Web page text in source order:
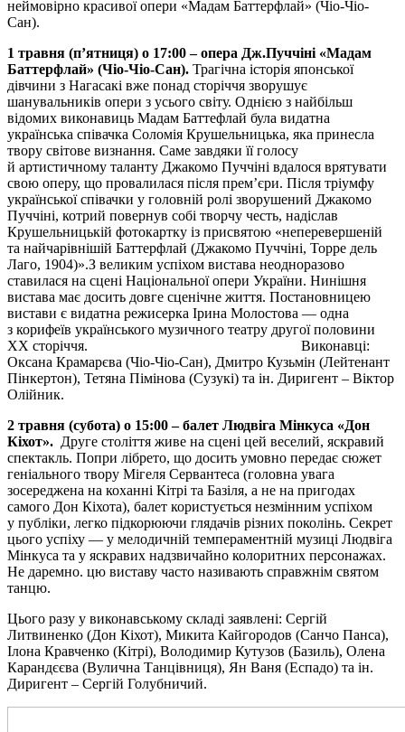
неймовірно красивої опери «Мадам Баттерфлай» (Чіо-Чіо-
Сан).
1 травня (п’ятниця) о 17:00 – опера Дж.Пуччіні «Мадам
Баттерфлай» (Чіо-Чіо-Сан). Трагічна історія японської
дівчини з Нагасакі вже понад сторіччя зворушує
шанувальників опери з усього світу. Однією з найбільш
відомих виконавиць Мадам Баттефлай була видатна
українська співачка Соломія Крушельницька, яка принесла
твору світове визнання. Саме завдяки її голосу
й артистичному таланту Джакомо Пуччіні вдалося врятувати
свою оперу, що провалилася після прем’єри. Після тріумфу
української співачки у головній ролі зворушений Джакомо
Пуччіні, котрий повернув собі творчу честь, надіслав
Крушельницькій фотокартку із присвятою «неперевершеній
та найчарівнішій Баттерфлай (Джакомо Пуччіні, Торре дель
Лаго, 1904)».З великим успіхом вистава неодноразово
ставилася на сцені Національної опери України. Нинішня
вистава має досить довге сценічне життя. Постановницею
вистави є видатна режисерка Ірина Молостова — одна
з корифеїв українського музичного театру другої половини
XX сторіччя. Виконавці:
Оксана Крамарєва (Чіо-Чіо-Сан), Дмитро Кузьмін (Лейтенант
Пінкертон), Тетяна Пімінова (Сузукі) та ін. Диригент – Віктор
Олійник.
2 травня (субота) о 15:00– балет Людвіга Мінкуса «Дон
Кіхот». Друге століття живе на сцені цей веселий, яскравий
спектакль. Попри лібрето, що досить умовно передає сюжет
геніального твору Мігеля Сервантеса (головна увага
зосереджена на коханні Кітрі та Базіля, а не на пригодах
самого Дон Кіхота), балет користується незмінним успіхом
у публіки, легко підкорюючи глядачів різних поколінь. Секрет
цього успіху — у мелодичній темпераментній музиці Людвіга
Мінкуса та у яскравих надзвичайно колоритних персонажах.
Не даремно. цю виставу часто називають справжнім святом
танцю.
Цього разу у виконавському складі заявлені: Сергій
Литвиненко (Дон Кіхот), Микита Кайгородов (Санчо Панса),
Ілона Кравченко (Кітрі), Володимир Кутузов (Базиль), Олена
Карандєєва (Вулична Танцівниця), Ян Ваня (Еспадо) та ін.
Диригент – Сергій Голубничий.